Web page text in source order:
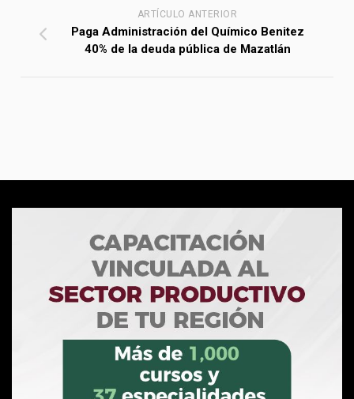
ARTÍCULO ANTERIOR
Paga Administración del Químico Benitez
40% de la deuda pública de Mazatlán